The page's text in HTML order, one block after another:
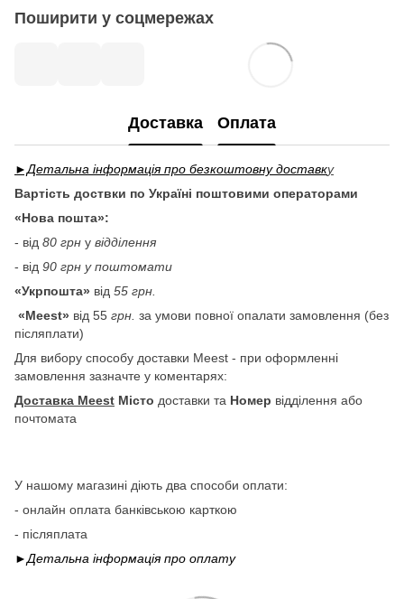
Поширити у соцмережах
Доставка Оплата
►Детальна інформація про безкоштовну доставку
Вартість доствки по Україні поштовими операторами
«Нова пошта»:
- від 80 грн у відділення
- від 90 грн у поштомати
«Укрпошта» від 55 грн.
«Meest» від 55 грн. за умови повної опалати замовлення (без
післяплати)
Для вибору способу доставки Meest - при оформленні
замовлення зазначте у коментарях:
Доставка Meest Місто доставки та Номер відділення або
почтомата
У нашому магазині діють два способи оплати:
- онлайн оплата банківською карткою
- післяплата
►Детальна інформація про оплату